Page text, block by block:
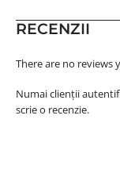
RECENZII
There are no reviews
Numai clienții
scrie o recenzie.